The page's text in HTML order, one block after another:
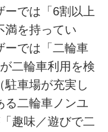
ーでは「6割以上
満を持ってい
ーでは「二輪車
二輪車利用を検
駐車場が充実し
る二輪車ノンユ
趣味／遊びで二